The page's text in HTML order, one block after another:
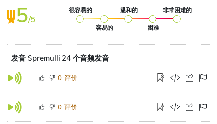
5/5
很容易的
容易的
温和的
困难
非常困难的
发音 Spremulli 24 个音频发音
0 评价
0 评价